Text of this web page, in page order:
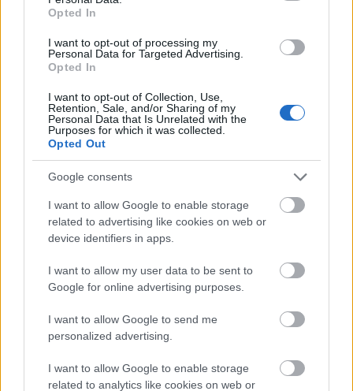
Opted In
I want to opt-out of processing my
Personal Data for Targeted Advertising.
Opted In
I want to opt-out of Collection, Use,
Retention, Sale, and/or Sharing of my
Personal Data that Is Unrelated with the
Purposes for which it was collected.
Opted Out
Google consents
I want to allow Google to enable storage
related to advertising like cookies on web or
device identifiers in apps.
I want to allow my user data to be sent to
Google for online advertising purposes.
I want to allow Google to send me
personalized advertising.
I want to allow Google to enable storage
related to analytics like cookies on web or
Program, sendetider og detaljer
FAKTA: Verdenscup Falun
Dette er Norges tropp
Verdenscup langrenn
Hvor:Falun, Sverige
Når:14. februar til 16. februar
TV: Viaplay, NRK Radio
PROGRAM
09:00: Sprint klassisk prolog, kvinner og menn
11:30: Sprint klassisk finaler, kvinner og menn
Startlister, detaljer og resultater
TV: Viaplay
Lørdag 15. februar